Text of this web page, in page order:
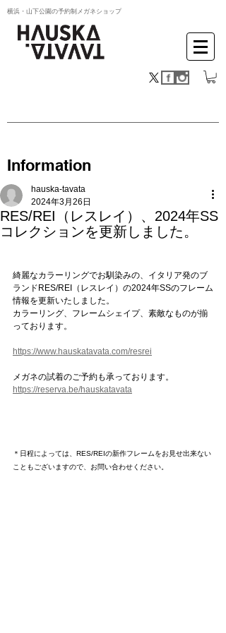
横浜・山下公園の予約制メガネショップ
Information
RES/REI（レスレイ）、2024年SS
コレクションを更新しました。
hauska-tavata
2024年3月26日
綺麗なカラーリングでお馴染みの、イタリア発のブ
ランドRES/REI（レスレイ）の2024年SSのフレーム
情報を更新いたしました。
カラーリング、フレームシェイプ、素敵なものが揃
っております。
https://www.hauskatavata.com/resrei
メガネの試着のご予約も承っております。
https://reserva.be/hauskatavata
＊日程によっては、RES/REIの新作フレームをお見せ出来ない
こともございますので、お問い合わせください。